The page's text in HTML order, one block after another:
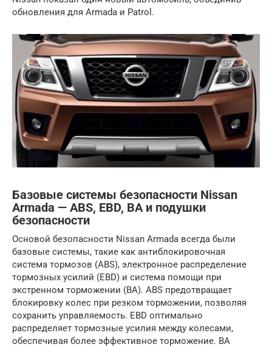
обновления для Armada и Patrol.
Базовые системы безопасности Nissan
Armada — ABS, EBD, BA и подушки
безопасности
Основой безопасности Nissan Armada всегда были
базовые системы, такие как антиблокировочная
система тормозов (ABS), электронное распределение
тормозных усилий (EBD) и система помощи при
экстренном торможении (BA). ABS предотвращает
блокировку колес при резком торможении, позволяя
сохранить управляемость. EBD оптимально
распределяет тормозные усилия между колесами,
обеспечивая более эффективное торможение. BA